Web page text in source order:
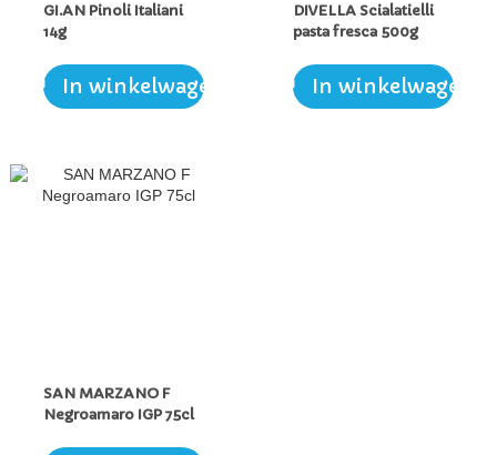
GI.AN Pinoli Italiani
14g
In winkelwagen
DIVELLA Scialatielli
pasta fresca 500g
In winkelwagen
SAN MARZANO F
Negroamaro IGP 75cl